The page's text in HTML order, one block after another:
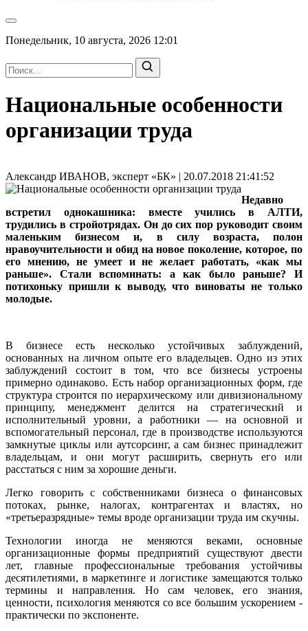
Понедельник, 10 августа, 2026 12:01
Национальные особенности
организации труда
Александр ИВАНОВ, эксперт «БК» | 20.07.2018 21:41:52
Недавно
встретил однокашника: вместе учились в АЛТИ,
трудились в стройотрядах. Он до сих пор руководит своим
маленьким бизнесом и, в силу возраста, полон
нравоучительности и обид на новое поколение, которое, по
его мнению, не умеет и не желает работать, «как мы
раньше». Стали вспоминать: а как было раньше? И
потихоньку пришли к выводу, что виноваты не только
молодые.
В бизнесе есть несколько устойчивых заблуждений,
основанных на личном опыте его владельцев. Одно из этих
заблуждений состоит в том, что все бизнесы устроены
примерно одинаково. Есть набор организационных форм, где
структура строится по иерархическому или дивизиональному
принципу, менеджмент делится на стратегический и
исполнительный уровни, а работники — на основной и
вспомогательный персонал, где в производстве используются
замкнутые циклы или аутсорсинг, а сам бизнес принадлежит
владельцам, и они могут расширить, свернуть его или
расстаться с ним за хорошие деньги.
Легко говорить с собственниками бизнеса о финансовых
потоках, рынке, налогах, контрагентах и властях, но
«третьеразрядные» темы вроде организации труда им скучны.
Технологии иногда не меняются веками, основные
организационные формы предприятий существуют двести
лет, главные профессиональные требования устойчивы
десятилетиями, в маркетинге и логистике замещаются только
термины и направления. Но сам человек, его знания,
ценности, психология меняются со все большим ускорением -
практически по экспоненте.